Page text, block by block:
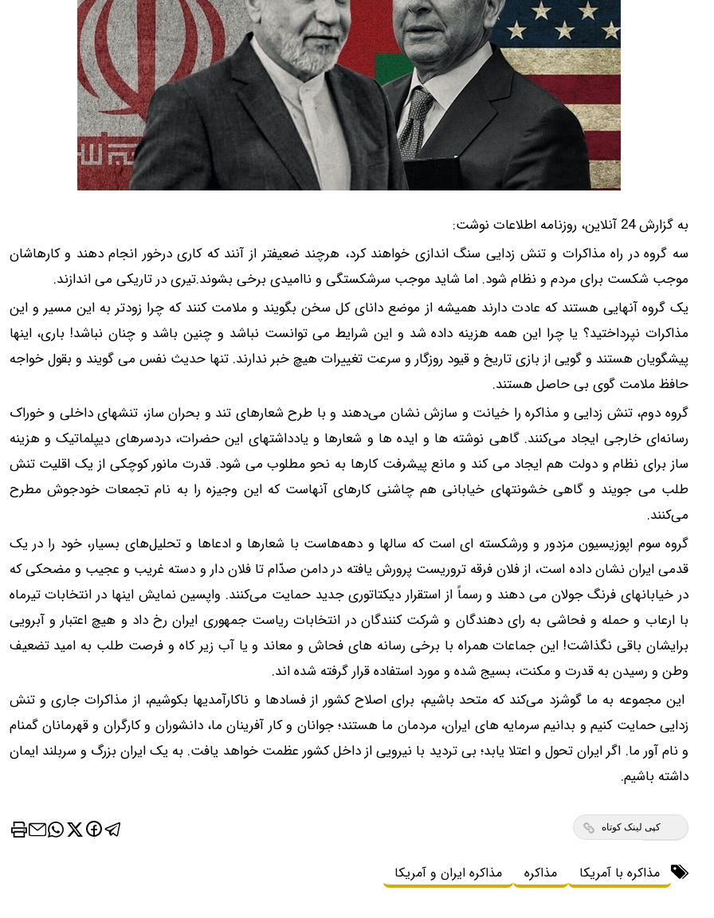
به گزارش 24 آنلاین، روزنامه اطلاعات نوشت:
سه گروه در راه مذاکرات و تنش زدایی سنگ اندازی خواهند کرد، هرچند ضعیفتر از آنند که کاری درخور انجام دهند و کارهاشان
موجب شکست برای مردم و نظام شود. اما شاید موجب سرشکستگی و ناامیدی برخی بشوند.تیری در تاریکی می اندازند.
یک گروه آنهایی هستند که عادت دارند همیشه از موضع دانای کل سخن بگویند و ملامت کنند که چرا زودتر به این مسیر و این
مذاکرات نپرداختید؟ یا چرا این همه هزینه داده شد و این شرایط می توانست نباشد و چنین باشد و چنان نباشد! باری، اینها
پیشگویان هستند و گویی از بازی تاریخ و قیود روزگار و سرعت تغییرات هیچ خبر ندارند. تنها حدیث نفس می گویند و بقول خواجه
حافظ ملامت گوی بی حاصل هستند.
گروه دوم، تنش زدایی و مذاکره را خیانت و سازش نشان می‌دهند و با طرح شعارهای تند و بحران ساز، تنشهای داخلی و خوراک
رسانه‌ای خارجی ایجاد می‌کنند. گاهی نوشته ها و ایده ها و شعارها و یادداشتهای این حضرات، دردسرهای دیپلماتیک و هزینه
ساز برای نظام و دولت هم ایجاد می کند و مانع پیشرفت کارها به نحو مطلوب می شود. قدرت مانور کوچکی از یک اقلیت تنش
طلب می جویند و گاهی خشونتهای خیابانی هم چاشنی کارهای آنهاست که این وجیزه را به نام تجمعات خودجوش مطرح
می‌کنند.
گروه سوم اپوزیسیون مزدور و ورشکسته ای است که سالها و دهه‌هاست با شعارها و ادعاها و تحلیل‌های بسیار، خود را در یک
قدمی ایران نشان داده است، از فلان فرقه تروریست پرورش یافته در دامن صدّام تا فلان دار و دسته غریب و عجیب و مضحکی که
در خیابانهای فرنگ جولان می دهند و رسماً از استقرار دیکتاتوری جدید حمایت می‌کنند. واپسین نمایش اینها در انتخابات تیرماه
با ارعاب و حمله و فحاشی به رای دهندگان و شرکت کنندگان در انتخابات ریاست جمهوری ایران رخ داد و هیچ اعتبار و آبرویی
برایشان باقی نگذاشت! این جماعات همراه با برخی رسانه های فحاش و معاند و یا آب زیر کاه و فرصت طلب به امید تضعیف
وطن و رسیدن به قدرت و مکنت، بسیج شده و مورد استفاده قرار گرفته شده اند.
این مجموعه به ما گوشزد می‌کند که متحد باشیم، برای اصلاح کشور از فسادها و ناکارآمدیها بکوشیم، از مذاکرات جاری و تنش
زدایی حمایت کنیم و بدانیم سرمایه های ایران، مردمان ما هستند؛ جوانان و کار آفرینان ما، دانشوران و کارگران و قهرمانان گمنام
و نام آور ما. اگر ایران تحول و اعتلا یابد؛ بی تردید با نیرویی از داخل کشور عظمت خواهد یافت. به یک ایران بزرگ و سربلند ایمان
داشته باشیم.
کپی لینک کوتاه
مذاکره با آمریکا مذاکره مذاکره ایران و آمریکا